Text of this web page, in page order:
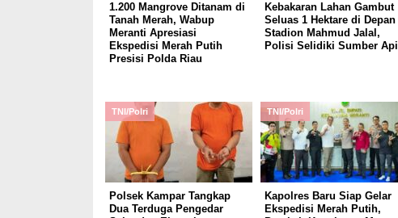
1.200 Mangrove Ditanam di
Tanah Merah, Wabup
Meranti Apresiasi
Ekspedisi Merah Putih
Presisi Polda Riau
Kebakaran Lahan Gambut
Seluas 1 Hektare di Depan
Stadion Mahmud Jalal,
Polisi Selidiki Sumber Api
TNI/Polri
Polsek Kampar Tangkap
Dua Terduga Pengedar
TNI/Polri
Kapolres Baru Siap Gelar
Ekspedisi Merah Putih,